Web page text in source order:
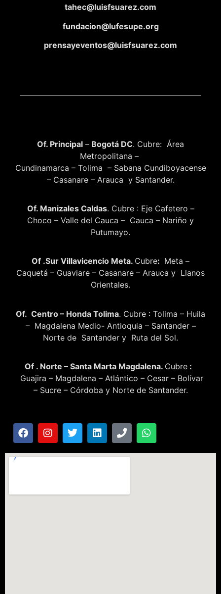
tahec@luisfsuarez.com
fundacion@lufesupe.org
prensayeventos@luisfsuarez.com
Of. Principal – Bogotá DC. Cubre: Área
Metropolitana –
Cundinamarca – Tolima – Sabana Cundiboyacense
– Casanare – Arauca y Santander.
Of. Manizales Caldas. Cubre : Eje Cafetero –
Choco – Valle del Cauca – Cauca – Nariño y
Putumayo.
Of .Sur Villavicencio Meta. Cubre: Meta –
Caquetá – Guaviare – Casanare – Arauca y Llanos
Orientales.
Of. Centro – Honda Tolima. Cubre : Tolima – Huila
– Magdalena Medio- Antioquia – Santander –
Norte de Santander y Ruta del Sol.
Of . Norte – Santa Marta Magdalena. Cubre :
Guajira – Magdalena – Atlántico – Cesar – Bolívar
– Sucre – Córdoba y Norte de Santander.